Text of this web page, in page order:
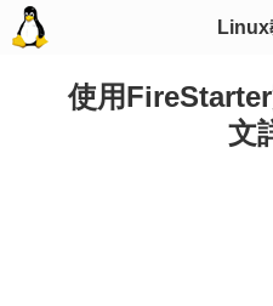
Linux
使用
文